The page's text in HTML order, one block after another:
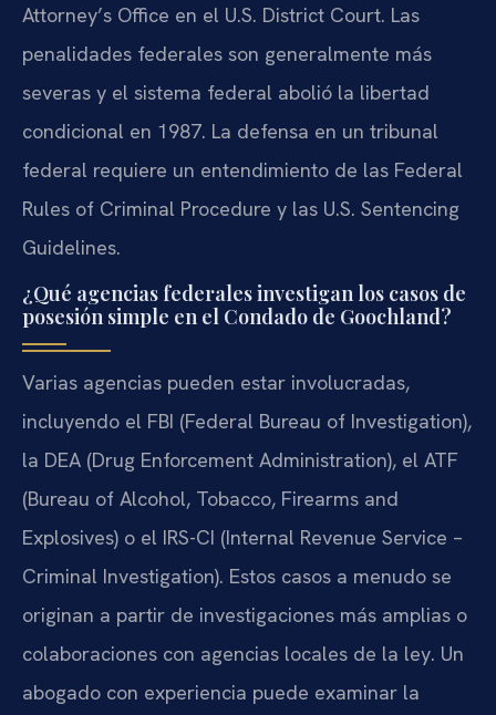
Attorney’s Office en el U.S. District Court. Las
penalidades federales son generalmente más
severas y el sistema federal abolió la libertad
condicional en 1987. La defensa en un tribunal
federal requiere un entendimiento de las Federal
Rules of Criminal Procedure y las U.S. Sentencing
Guidelines.
¿Qué agencias federales investigan los casos de
posesión simple en el Condado de Goochland?
Varias agencias pueden estar involucradas,
incluyendo el FBI (Federal Bureau of Investigation),
la DEA (Drug Enforcement Administration), el ATF
(Bureau of Alcohol, Tobacco, Firearms and
Explosives) o el IRS-CI (Internal Revenue Service –
Criminal Investigation). Estos casos a menudo se
originan a partir de investigaciones más amplias o
colaboraciones con agencias locales de la ley. Un
abogado con experiencia puede examinar la